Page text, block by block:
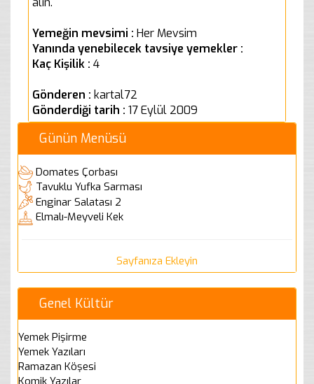
Yemeğin mevsimi : Her Mevsim
Yanında yenebilecek tavsiye yemekler :
Kaç Kişilik : 4
Gönderen : kartal72
Gönderdiği tarih : 17 Eylül 2009
Günün Menüsü
Domates Çorbası
Tavuklu Yufka Sarması
Enginar Salatası 2
Elmalı-Meyveli Kek
Sayfanıza Ekleyin
Genel Kültür
Yemek Pişirme
Yemek Yazıları
Ramazan Köşesi
Komik Yazılar